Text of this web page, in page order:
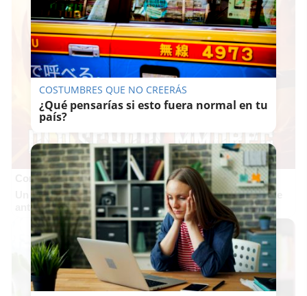
Corepunk MMORPG
Un verdadero MMORPG de la vieja escuela ¡Cómo los de
antes, pero mejor!
COSTUMBRES QUE NO CREERÁS
¿Qué pensarías si esto fuera normal en tu
país?